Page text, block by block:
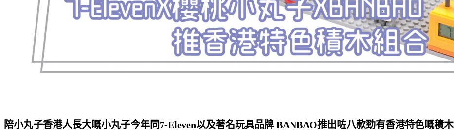
陪小丸子香港人長大嘅小丸子今年同7-Eleven以及著名玩具品牌 BANBAO推出咗八款勁有香港特色嘅積木